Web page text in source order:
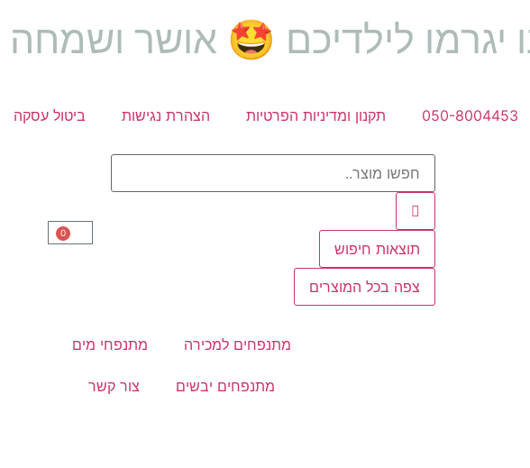
יגרמו לילדיכם 🤩 אושר ושמחה
050-8004453 תקנון ומדיניות הפרטיות הצהרת נגישות ביטול עסקה
תוצאות חיפוש
צפה בכל המוצרים
0
מתנפחים למכירה מתנפחי מים
מתנפחים יבשים צור קשר